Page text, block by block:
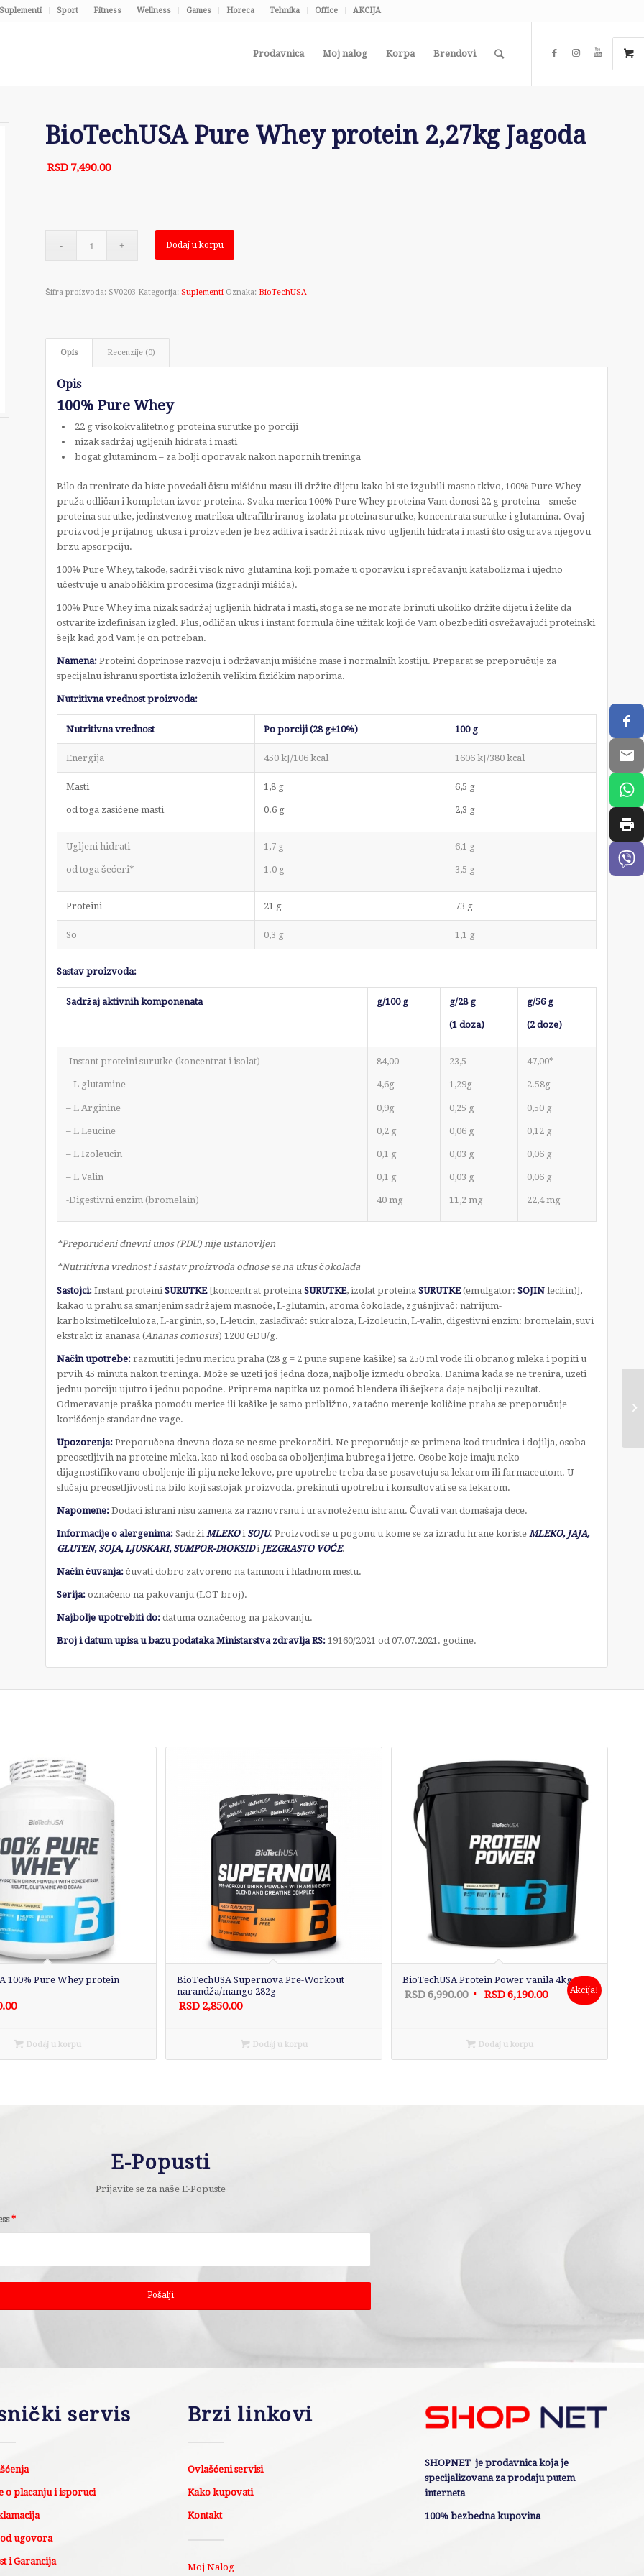
Suplementi Sport Fitness Wellness Games Horeca Tehnika Office AKCIJA
Prodavnica Moj nalog Korpa Brendovi
BioTechUSA Pure Whey protein 2,27kg Jagoda
RSD 7,490.00
Dodaj u korpu
Šifra proizvoda: SV0203 Kategorija: Suplementi Oznaka: BioTechUSA
Opis Recenzije (0)
Opis
100% Pure Whey
22 g visokokvalitetnog proteina surutke po porciji
nizak sadržaj ugljenih hidrata i masti
bogat glutaminom – za bolji oporavak nakon napornih treninga
Bilo da trenirate da biste povećali čistu mišićnu masu ili držite dijetu kako bi ste izgubili masno tkivo, 100% Pure Whey
pruža odličan i kompletan izvor proteina. Svaka merica 100% Pure Whey proteina Vam donosi 22 g proteina – smeše
proteina surutke, jedinstvenog matriksa ultrafiltriranog izolata proteina surutke, koncentrata surutke i glutamina. Ovaj
proizvod je prijatnog ukusa i proizveden je bez aditiva i sadrži nizak nivo ugljenih hidrata i masti što osigurava njegovu
brzu apsorpciju.
100% Pure Whey, takođe, sadrži visok nivo glutamina koji pomaže u oporavku i sprečavanju katabolizma i ujedno
učestvuje u anaboličkim procesima (izgradnji mišića).
100% Pure Whey ima nizak sadržaj ugljenih hidrata i masti, stoga se ne morate brinuti ukoliko držite dijetu i želite da
ostvarite izdefinisan izgled. Plus, odličan ukus i instant formula čine užitak koji će Vam obezbediti osvežavajući proteinski
šejk kad god Vam je on potreban.
Namena: Proteini doprinose razvoju i održavanju mišićne mase i normalnih kostiju. Preparat se preporučuje za
specijalnu ishranu sportista izloženih velikim fizičkim naporima.
Nutritivna vrednost proizvoda:
Nutritivna vrednost Po porciji (28 g±10%) 100 g
Energija 450 kJ/106 kcal 1606 kJ/380 kcal
Masti
od toga zasićene masti
1,8 g
0.6 g
6,5 g
2,3 g
Ugljeni hidrati
od toga šećeri*
1,7 g
1.0 g
6,1 g
3,5 g
Proteini 21 g 73 g
So 0,3 g 1,1 g
Sastav proizvoda:
Sadržaj aktivnih komponenata g/100 g g/28 g
(1 doza)
g/56 g
(2 doze)
-Instant proteini surutke (koncentrat i isolat)
– L glutamine
– L Arginine
– L Leucine
– L Izoleucin
– L Valin
-Digestivni enzim (bromelain)
84,00
4,6g
0,9g
0,2 g
0,1 g
0,1 g
40 mg
23,5
1,29g
0,25 g
0,06 g
0,03 g
0,03 g
11,2 mg
47,00*
2.58g
0,50 g
0,12 g
0,06 g
0,06 g
22,4 mg
*Preporučeni dnevni unos (PDU) nije ustanovljen
*Nutritivna vrednost i sastav proizvoda odnose se na ukus čokolada
Sastojci: Instant proteini SURUTKE [koncentrat proteina SURUTKE, izolat proteina SURUTKE(emulgator: SOJINlecitin)],
kakao u prahu sa smanjenim sadržajem masnoće, L-glutamin, aroma čokolade, zgušnjivač: natrijum-
karboksimetilceluloza, L-arginin, so, L-leucin, zaslađivač: sukraloza, L-izoleucin, L-valin, digestivni enzim: bromelain, suvi
ekstrakt iz ananasa (Ananas comosus) 1200 GDU/g.
Način upotrebe: razmutiti jednu mericu praha (28 g = 2 pune supene kašike) sa 250 ml vode ili obranog mleka i popiti u
prvih 45 minuta nakon treninga. Može se uzeti još jedna doza, najbolje između obroka. Danima kada se ne trenira, uzeti
jednu porciju ujutro i jednu popodne. Priprema napitka uz pomoć blendera ili šejkera daje najbolji rezultat.
Odmeravanje praška pomoću merice ili kašike je samo približno, za tačno merenje količine praha se preporučuje
korišćenje standardne vage.
Upozorenja:Preporučena dnevna doza se ne sme prekoračiti. Ne preporučuje se primena kod trudnica i dojilja, osoba
preosetljivih na proteine mleka, kao ni kod osoba sa oboljenjima bubrega i jetre. Osobe koje imaju neko
dijagnostifikovano oboljenje ili piju neke lekove, pre upotrebe treba da se posavetuju sa lekarom ili farmaceutom. U
slučaju preosetljivosti na bilo koji sastojak proizvoda, prekinuti upotrebu i konsultovati se sa lekarom.
Napomene:Dodaci ishrani nisu zamena za raznovrsnu i uravnoteženu ishranu. Čuvati van domašaja dece.
Informacije o alergenima:Sadrži MLEKOi SOJU. Proizvodi se u pogonu u kome se za izradu hrane koriste MLEKO, JAJA,
GLUTEN, SOJA, LJUSKARI, SUMPOR-DIOKSIDi JEZGRASTO VOĆE.
Način čuvanja:čuvati dobro zatvoreno na tamnom i hladnom mestu.
Serija: označeno na pakovanju (LOT broj).
Najbolje upotrebiti do:datuma označenog na pakovanju.
Broj i datum upisa u bazu podataka Ministarstva zdravlja RS: 19160/2021 od 07.07.2021. godine.
100% Pure Whey protein
Dodaj u korpu
BioTechUSA Supernova Pre-Workout
narandža/mango 282g
RSD 2,850.00
Dodaj u korpu
BioTechUSA Protein Power vanila 4kg
RSD6,990.00 Originalna
bila:
RSD6,990.00.
RSD6,190.00Trenutna
Akcija!
Dodaj u korpu
E-Popusti
Prijavite se za naše E-Popuste
*
servis
o placanju i isporuci
ugovora
i Garancija
Brzi linkovi
Ovlašćeni servisi
Kako kupovati
Kontakt
Moj Nalog
SHOPNET je prodavnica koja je
specijalizovana za prodaju putem
interneta
100% bezbedna kupovina